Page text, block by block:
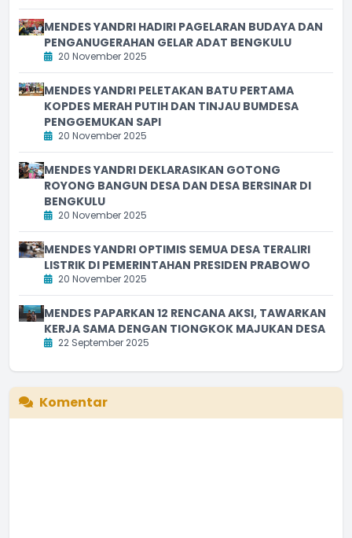
MENDES YANDRI HADIRI PAGELARAN BUDAYA DAN
PENGANUGERAHAN GELAR ADAT BENGKULU
20 November 2025
MENDES YANDRI PELETAKAN BATU PERTAMA
KOPDES MERAH PUTIH DAN TINJAU BUMDESA
PENGGEMUKAN SAPI
20 November 2025
MENDES YANDRI DEKLARASIKAN GOTONG
ROYONG BANGUN DESA DAN DESA BERSINAR DI
BENGKULU
20 November 2025
MENDES YANDRI OPTIMIS SEMUA DESA TERALIRI
LISTRIK DI PEMERINTAHAN PRESIDEN PRABOWO
20 November 2025
MENDES PAPARKAN 12 RENCANA AKSI, TAWARKAN
KERJA SAMA DENGAN TIONGKOK MAJUKAN DESA
22 September 2025
Komentar